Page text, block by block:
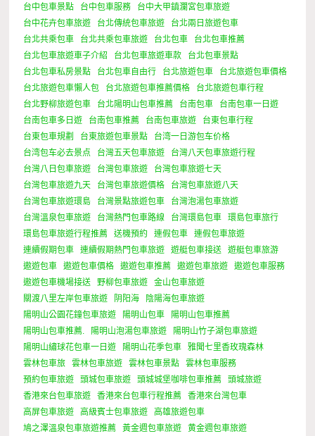
台中包車景點 台中包車服務
台中大甲鎮瀾宮包車旅遊
台中花卉包車旅遊
台北傳統包車旅遊
台北兩日旅遊包車
台北共乘包車
台北共乘包車旅遊 台北包車
台北包車推薦
台北包車旅遊車子介紹
台北包車旅遊車款
台北包車景點
台北包車私房景點
台北包車自由行 台北旅遊包車
台北旅遊包車價格
台北旅遊包車懶人包
台北旅遊包車推薦價格
台北旅遊包車行程
台北野柳旅遊包車
台北陽明山包車推薦 台南包車
台南包車一日遊
台南包車多日遊
台南包車推薦 台南包車旅遊
台東包車行程
台東包車規劃
台東旅遊包車景點
台湾一日游包车价格
台湾包车必去景点
台灣五天包車旅遊
台灣八天包車旅遊行程
台灣八日包車旅遊
台灣包車旅遊
台灣包車旅遊七天
台灣包車旅遊九天
台灣包車旅遊價格
台灣包車旅遊八天
台灣包車旅遊環島
台灣景點旅遊包車
台灣泡湯包車旅遊
台灣溫泉包車旅遊
台灣熱門包車路線 台灣環島包車
環島包車旅行
環島包車旅遊行程推薦
送機預約 連假包車
連假包車旅遊
連續假期包車
連續假期熱門包車旅遊 遊艇包車接送
遊艇包車旅游
遨遊包車
遨遊包車價格 遨遊包車推薦 遨遊包車旅遊
遨遊包車服務
遨遊包車機場接送
野柳包車旅遊
金山包車旅遊
關渡八里左岸包車旅遊
阴阳海
陰陽海包車旅遊
陽明山公園花鐘包車旅遊
陽明山包車
陽明山包車推薦
陽明山包車推薦.
陽明山泡湯包車旅遊
陽明山竹子湖包車旅遊
陽明山繡球花包車一日遊
陽明山花季包車
雅聞七里香玫瑰森林
雲林包車旅
雲林包車旅遊 雲林包車景點
雲林包車服務
預約包車旅遊
頭城包車旅遊 頭城城堡咖啡包車推薦
頭城旅遊
香港來台包車旅遊
香港來台包車行程推薦
香港來台灣包車
高屏包車旅遊
高級賓士包車旅遊
高雄旅遊包車
鳩之澤溫泉包車旅遊推薦
黃金週包車旅遊 黄金週包車旅遊